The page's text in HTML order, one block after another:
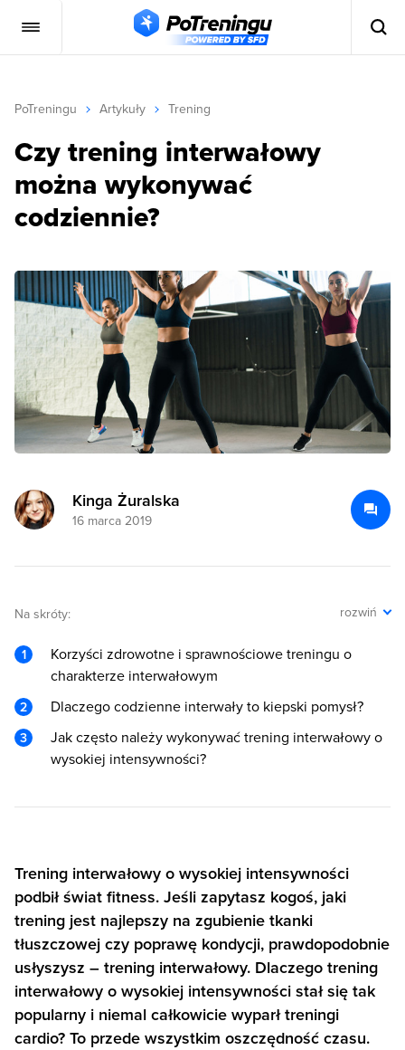
PoTreningu Artykuły Trening
Czy trening interwałowy
można wykonywać
codziennie?
Kinga Żuralska
16 marca 2019
Na skróty: rozwiń
Korzyści zdrowotne i sprawnościowe treningu o
charakterze interwałowym
Dlaczego codzienne interwały to kiepski pomysł?
Jak często należy wykonywać trening interwałowy o
wysokiej intensywności?
Trening interwałowy o wysokiej intensywności
podbił świat fitness. Jeśli zapytasz kogoś, jaki
trening jest najlepszy na zgubienie tkanki
tłuszczowej czy poprawę kondycji, prawdopodobnie
usłyszysz – trening interwałowy. Dlaczego trening
interwałowy o wysokiej intensywności stał się tak
popularny i niemal całkowicie wyparł treningi
cardio? To przede wszystkim oszczędność czasu.